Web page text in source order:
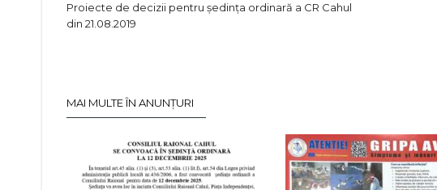
Proiecte de decizii pentru ședința ordinară a CR Cahul
din 21.08.2019
MAI MULTE ÎN ANUNȚURI